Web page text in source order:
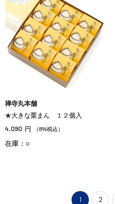
禅寺丸本舗
★大きな栗まん １２個入
4,090 円 （8%税込）
在庫：○
1 2